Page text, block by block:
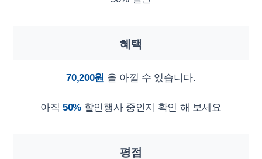
혜택
70,200원 을 아낄 수 있습니다.
아직 50%할인행사 중인지 확인 해 보세요
평점